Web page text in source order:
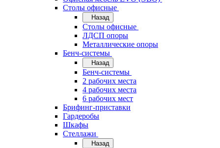
Cтолы офисные
Назад
Cтолы офисные
ЛДСП опоры
Металлические опоры
Бенч-системы
Назад
Бенч-системы
2 рабочих места
4 рабочих места
6 рабочих мест
Брифинг-приставки
Гардеробы
Шкафы
Стеллажи
Назад